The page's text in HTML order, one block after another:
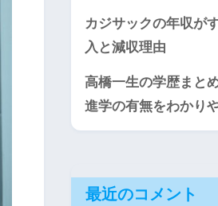
カジサックの年収が
入と減収理由
高橋一生の学歴まと
進学の有無をわかり
最近のコメント